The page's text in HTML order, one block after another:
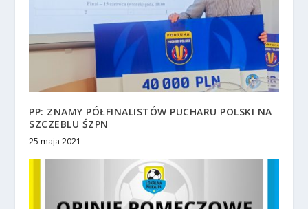
PP: ZNAMY PÓŁFINALISTÓW PUCHARU POLSKI NA
SZCZEBLU ŚZPN
25 maja 2021